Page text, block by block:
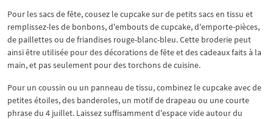
Pour les sacs de fête, cousez le cupcake sur de petits sacs en tissu et
remplissez-les de bonbons, d'embouts de cupcake, d'emporte-pièces,
de paillettes ou de friandises rouge-blanc-bleu. Cette broderie peut
ainsi être utilisée pour des décorations de fête et des cadeaux faits à la
main, et pas seulement pour des torchons de cuisine.
Pour un coussin ou un panneau de tissu, combinez le cupcake avec de
petites étoiles, des banderoles, un motif de drapeau ou une courte
phrase du 4 juillet. Laissez suffisamment d'espace vide autour du